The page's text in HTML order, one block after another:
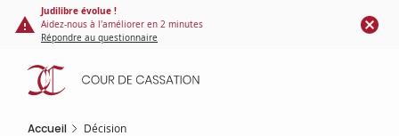
Panneau de gestion des cookies
contenu
principal
Judilibre évolue !
Aidez-nous à l'améliorer en 2 minutes
Répondre au questionnaire
Accueil Décision